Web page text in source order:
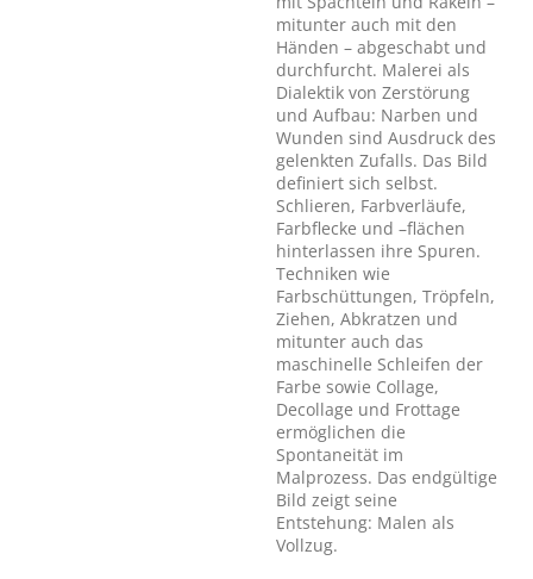
mitunter auch mit den
Händen – abgeschabt und
durchfurcht. Malerei als
Dialektik von Zerstörung
und Aufbau: Narben und
Wunden sind Ausdruck des
gelenkten Zufalls. Das Bild
definiert sich selbst.
Schlieren, Farbverläufe,
Farbflecke und –flächen
hinterlassen ihre Spuren.
Techniken wie
Farbschüttungen, Tröpfeln,
Ziehen, Abkratzen und
mitunter auch das
maschinelle Schleifen der
Farbe sowie Collage,
Decollage und Frottage
ermöglichen die
Spontaneität im
Malprozess. Das endgültige
Bild zeigt seine
Entstehung: Malen als
Vollzug.